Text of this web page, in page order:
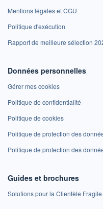
Mentions légales et CGU
Politique d'exécution
Rapport de meilleure sélection
Données personnelles
Gérer mes cookies
Politique de confidentialité
Politique de cookies
Politique de protection des
Politique de protection des
Guides et brochures
Solutions pour la Clientèle Fragile